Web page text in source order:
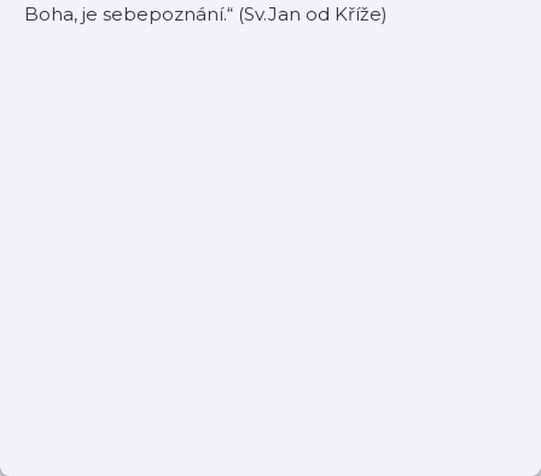
Boha, je sebepoznání.“ (Sv.Jan od Kříže)